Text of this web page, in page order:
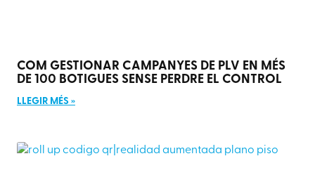
COM GESTIONAR CAMPANYES DE PLV EN MÉS
DE 100 BOTIGUES SENSE PERDRE EL CONTROL
LLEGIR MÉS »